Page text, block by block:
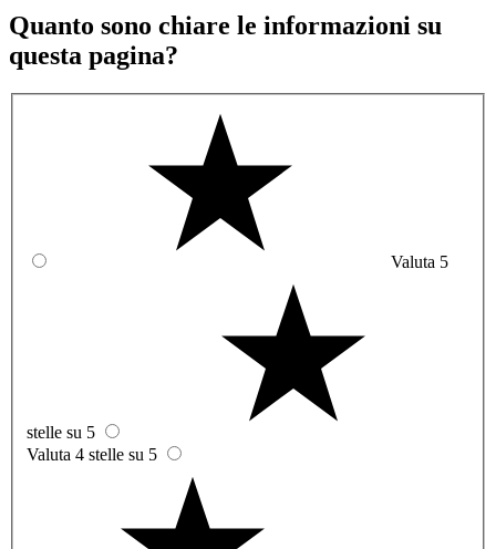
Quanto sono chiare le informazioni su
questa pagina?
Valuta 5
stelle su 5
Valuta 4 stelle su 5